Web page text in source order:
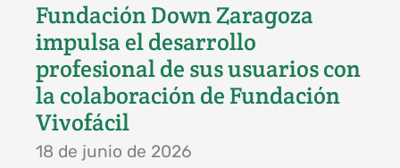
Fundación Down Zaragoza
impulsa el desarrollo
profesional de sus usuarios con
la colaboración de Fundación
Vivofácil
18 de junio de 2026